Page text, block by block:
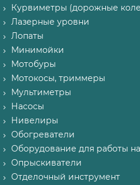
Курвиметры (дорожные
Лазерные уровни
Лопаты
Минимойки
Мотобуры
Мотокосы, триммеры
Мультиметры
Насосы
Нивелиры
Обогреватели
Оборудование для работы
Опрыскиватели
Отделочный инструмент